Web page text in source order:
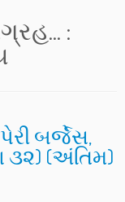
:
બર્જેસ,
૩૨) (અંતિમ)